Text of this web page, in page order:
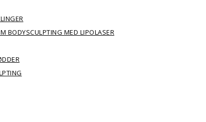
BODYSCULPTING MED LIPOLASER